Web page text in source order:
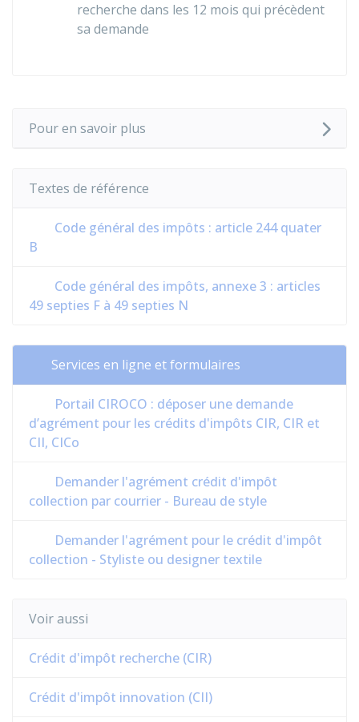
recherche dans les 12 mois qui précèdent
sa demande
Pour en savoir plus
Textes de référence
Code général des impôts : article 244 quater
B
Code général des impôts, annexe 3 : articles
49 septies F à 49 septies N
Services en ligne et formulaires
Portail CIROCO : déposer une demande
d’agrément pour les crédits d'impôts CIR, CIR et
CII, CICo
Demander l'agrément crédit d'impôt
collection par courrier - Bureau de style
Demander l'agrément pour le crédit d'impôt
collection - Styliste ou designer textile
Voir aussi
Crédit d'impôt recherche (CIR)
Crédit d'impôt innovation (CII)